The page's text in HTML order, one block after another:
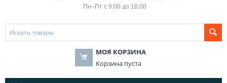
Пн–Пт с 9:00 до 18:00
МОЯ КОРЗИНА
Корзина пуста